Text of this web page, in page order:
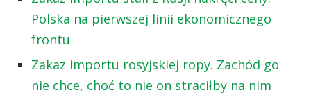
Polska na pierwszej linii ekonomicznego
frontu
Zakaz importu rosyjskiej ropy. Zachód go
nie chce, choć to nie on straciłby na nim